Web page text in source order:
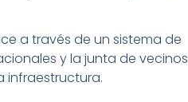
a través de un sistema de
y la junta de vecinos
infraestructura.